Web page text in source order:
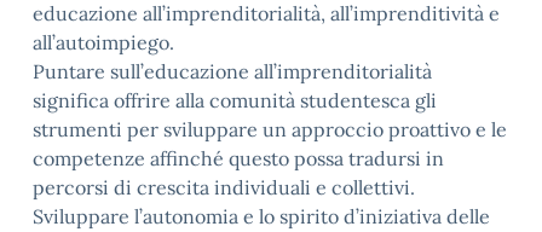
educazione all’imprenditorialità, all’imprenditività e
all’autoimpiego.
Puntare sull’educazione all’imprenditorialità
significa offrire alla comunità studentesca gli
strumenti per sviluppare un approccio proattivo e le
competenze affinché questo possa tradursi in
percorsi di crescita individuali e collettivi.
Sviluppare l’autonomia e lo spirito d’iniziativa delle